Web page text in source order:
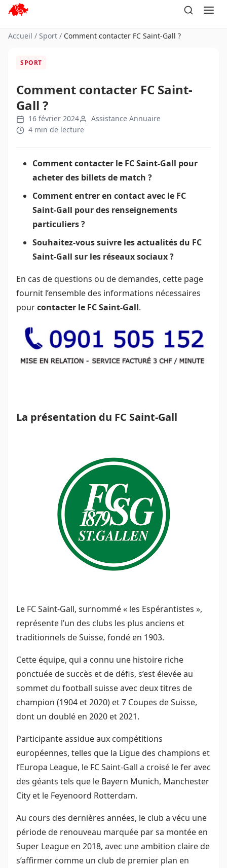
Aller
contenu
Accueil / Sport / Comment contacter FC Saint-Gall ?
SPORT
Comment contacter FC Saint-
Gall ?
16 février 2024
Assistance Annuaire
4 min de lecture
Comment contacter le FC Saint-Gall pour
acheter des billets de match ?
Comment entrer en contact avec le FC
Saint-Gall pour des renseignements
particuliers ?
Souhaitez-vous suivre les actualités du FC
Saint-Gall sur les réseaux sociaux ?
En cas de questions ou de demandes, cette page
fournit l’ensemble des informations nécessaires
pourcontacter le FC Saint-Gall.
La présentation du FC Saint-Gall
Le FC Saint-Gall, surnommé « les Espérantistes »,
représente l’un des clubs les plus anciens et
traditionnels de Suisse, fondé en 1903.
Cette équipe, qui a connu une histoire riche
ponctuée de succès et de défis, s’est élevée au
sommet du football suisse avec deux titres de
champion (1904 et 2020) et 7 Coupes de Suisse,
dont un doublé en 2020 et 2021.
Participante assidue aux compétitions
européennes, telles que la Ligue des champions et
l’Europa League, le FC Saint-Gall a croisé le fer avec
des géants tels que le Bayern Munich, Manchester
City et le Feyenoord Rotterdam.
Au cours des dernières années, le club a vécu une
période de renouveau marquée par sa montée en
Super League en 2018, avec une ambition claire de
s’affirmer comme un club de premier plan en